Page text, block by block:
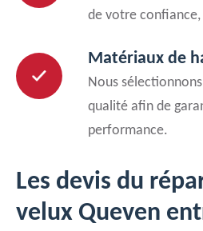
de votre confiance,
Matériaux de
Nous
qualité afin de
performance.
Les devis du
velux Queven